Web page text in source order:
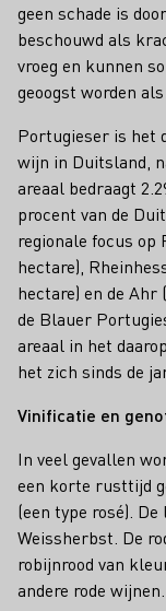
geen schade is
beschouwd als
vroeg en kunnen
geoogst worden
Portugieser is het
wijn in Duitsland,
areaal bedraagt
procent van de
regionale focus op
hectare),
hectare) en de Ahr
de Blauer
areaal in het
het zich sinds de
Vinificatie en
In veel gevallen
een korte rusttijd
(een type rosé).
Weissherbst. De
robijnrood van
andere rode wijnen.